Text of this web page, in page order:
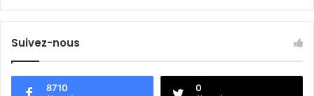
m
p
Suivez-nous
8710 0